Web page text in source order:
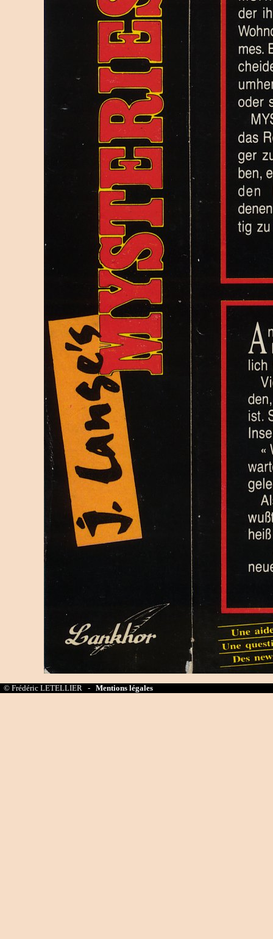
© Frédéric LETELLIER - Mentions légales